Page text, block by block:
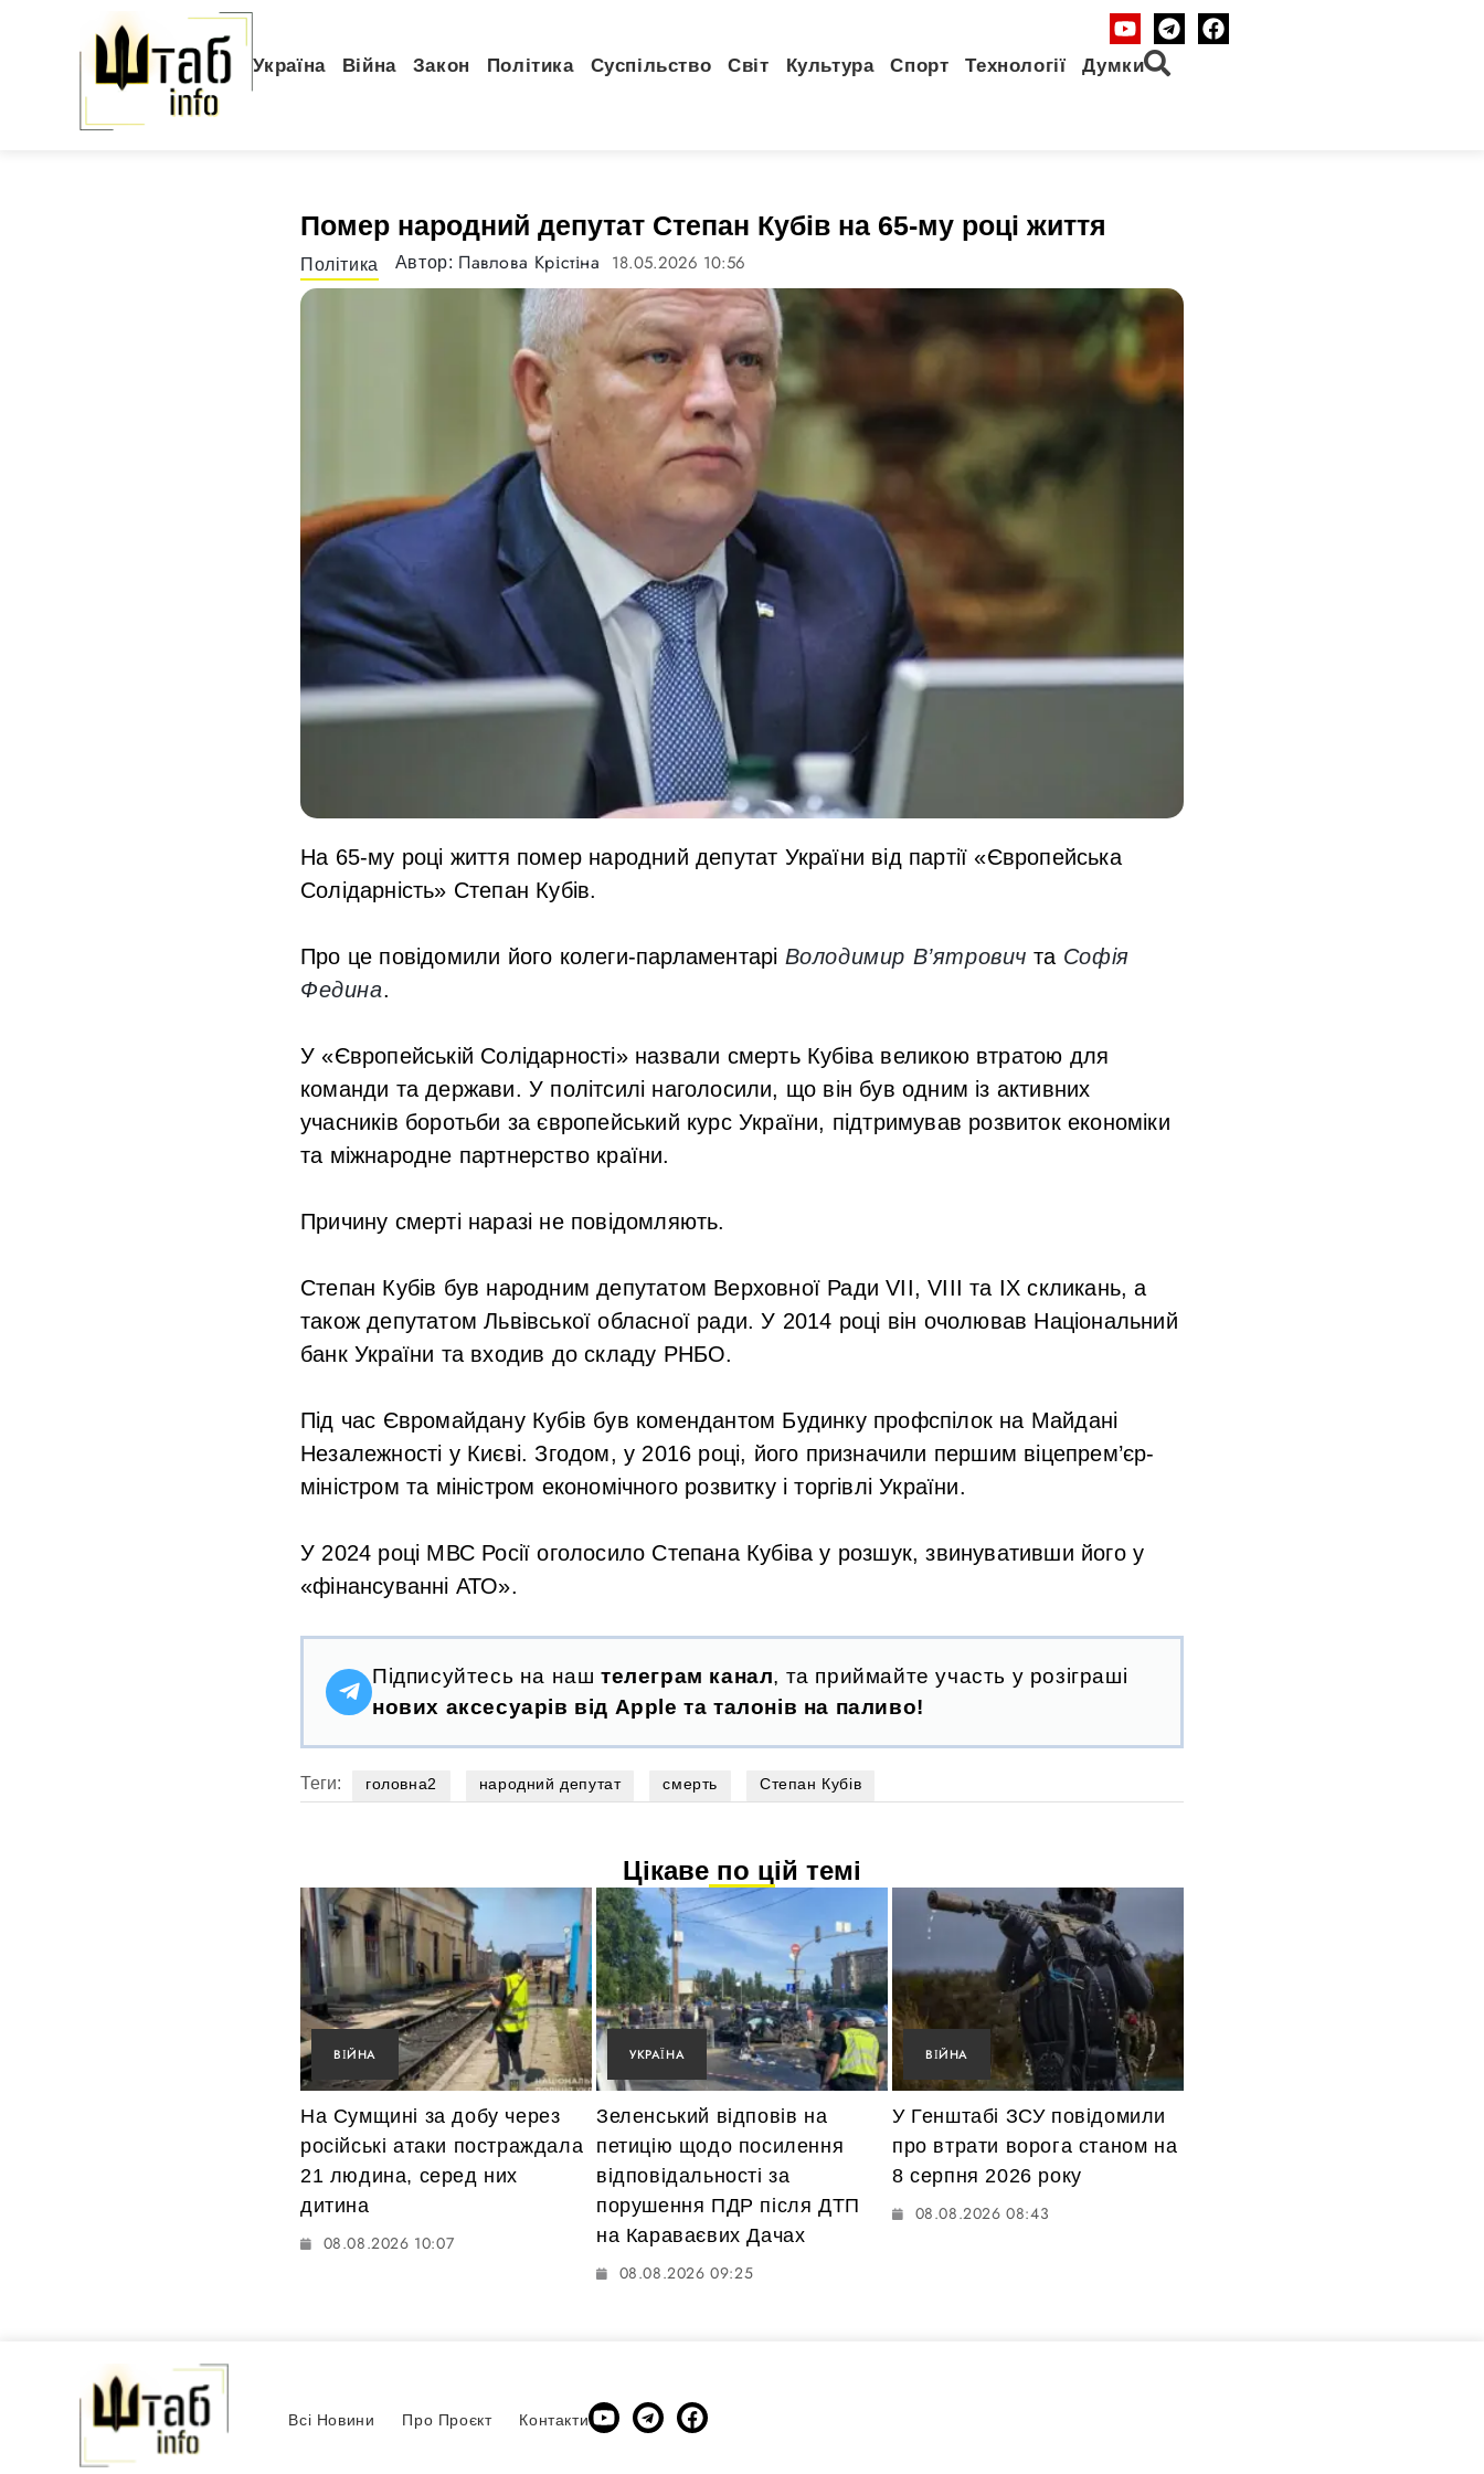
Україна Війна Закон Політика Суспільство Світ Культура Спорт Технології Думки
Помер народний депутат Степан Кубів на 65-му році життя
Політика Автор: Павлова Крістіна 18.05.2026 10:56
На 65-му році життя помер народний депутат України від партії «Європейська
Солідарність» Степан Кубів.
Про це повідомили його колеги-парламентарі Володимир В’ятрович та Софія
Федина.
У «Європейській Солідарності» назвали смерть Кубіва великою втратою для
команди та держави. У політсилі наголосили, що він був одним із активних
учасників боротьби за європейський курс України, підтримував розвиток економіки
та міжнародне партнерство країни.
Причину смерті наразі не повідомляють.
Степан Кубів був народним депутатом Верховної Ради VII, VIII та IX скликань, а
також депутатом Львівської обласної ради. У 2014 році він очолював Національний
банк України та входив до складу РНБО.
Під час Євромайдану Кубів був комендантом Будинку профспілок на Майдані
Незалежності у Києві. Згодом, у 2016 році, його призначили першим віцепрем’єр-
міністром та міністром економічного розвитку і торгівлі України.
У 2024 році МВС Росії оголосило Степана Кубіва у розшук, звинувативши його у
«фінансуванні АТО».
Підписуйтесь на наш телеграм канал, та приймайте участь у розіграші
нових аксесуарів від Apple та талонів на паливо!
Теги: головна2 народний депутат смерть Степан Кубів
Цікаве по цій темі
ВІЙНА
На Сумщині за добу через
російські атаки постраждала
21 людина, серед них
дитина
08.08.2026 10:07
УКРАЇНА
Зеленський відповів на
петицію щодо посилення
відповідальності за
порушення ПДР після ДТП
на Караваєвих Дачах
08.08.2026 09:25
ВІЙНА
У Генштабі ЗСУ повідомили
про втрати ворога станом на
8 серпня 2026 року
08.08.2026 08:43
Всі Новини Про Проєкт Контакти